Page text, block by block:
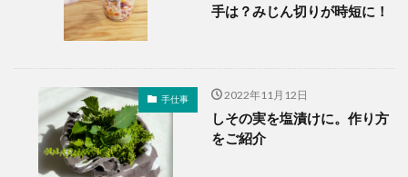
手は？みじん切りが時短に！
手仕事 2022年11月12日
しその実を塩漬けに。作り方
をご紹介